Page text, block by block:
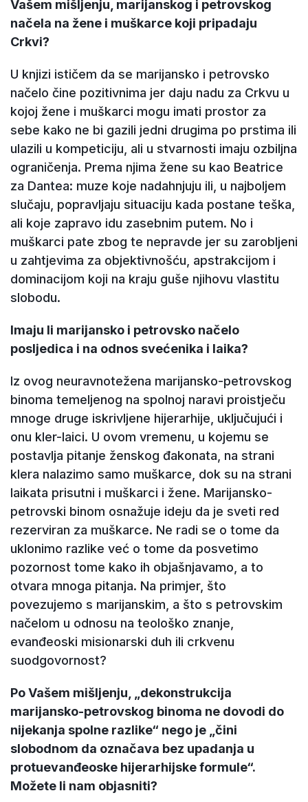
Vašem mišljenju, marijanskog i petrovskog
načela na žene i muškarce koji pripadaju
Crkvi?
U knjizi ističem da se marijansko i petrovsko
načelo čine pozitivnima jer daju nadu za Crkvu u
kojoj žene i muškarci mogu imati prostor za
sebe kako ne bi gazili jedni drugima po prstima ili
ulazili u kompeticiju, ali u stvarnosti imaju ozbiljna
ograničenja. Prema njima žene su kao Beatrice
za Dantea: muze koje nadahnjuju ili, u najboljem
slučaju, popravljaju situaciju kada postane teška,
ali koje zapravo idu zasebnim putem. No i
muškarci pate zbog te nepravde jer su zarobljeni
u zahtjevima za objektivnošću, apstrakcijom i
dominacijom koji na kraju guše njihovu vlastitu
slobodu.
Imaju li marijansko i petrovsko načelo
posljedica i na odnos svećenika i laika?
Iz ovog neuravnotežena marijansko-petrovskog
binoma temeljenog na spolnoj naravi proistječu
mnoge druge iskrivljene hijerarhije, uključujući i
onu kler-laici. U ovom vremenu, u kojemu se
postavlja pitanje ženskog đakonata, na strani
klera nalazimo samo muškarce, dok su na strani
laikata prisutni i muškarci i žene. Marijansko-
petrovski binom osnažuje ideju da je sveti red
rezerviran za muškarce. Ne radi se o tome da
uklonimo razlike već o tome da posvetimo
pozornost tome kako ih objašnjavamo, a to
otvara mnoga pitanja. Na primjer, što
povezujemo s marijanskim, a što s petrovskim
načelom u odnosu na teološko znanje,
evanđeoski misionarski duh ili crkvenu
suodgovornost?
Po Vašem mišljenju, „dekonstrukcija
marijansko-petrovskog binoma ne dovodi do
nijekanja spolne razlike“ nego je „čini
slobodnom da označava bez upadanja u
protuevanđeoske hijerarhijske formule“.
Možete li nam objasniti?